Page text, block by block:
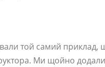
той самий приклад,
Ми щойно додали